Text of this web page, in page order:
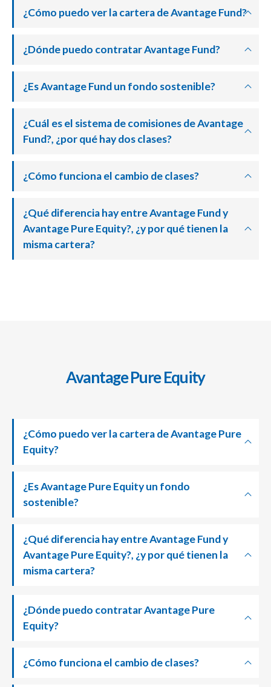
¿Cómo puedo ver la cartera de Avantage Fund?
¿Dónde puedo contratar Avantage Fund?
¿Es Avantage Fund un fondo sostenible?
¿Cuál es el sistema de comisiones de Avantage
Fund?, ¿por qué hay dos clases?
¿Cómo funciona el cambio de clases?
¿Qué diferencia hay entre Avantage Fund y
Avantage Pure Equity?, ¿y por qué tienen la
misma cartera?
Avantage Pure Equity
¿Cómo puedo ver la cartera de Avantage Pure
Equity?
¿Es Avantage Pure Equity un fondo
sostenible?
¿Qué diferencia hay entre Avantage Fund y
Avantage Pure Equity?, ¿y por qué tienen la
misma cartera?
¿Dónde puedo contratar Avantage Pure
Equity?
¿Cómo funciona el cambio de clases?